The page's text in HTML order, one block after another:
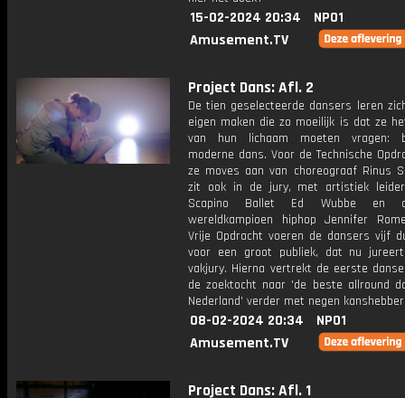
15-02-2024 20:34
NPO1
Amusement.TV
Project Dans: Afl. 2
De tien geselecteerde dansers leren
eigen maken die zo moeilijk is dat ze
van hun lichaam moeten vragen:
moderne dans. Voor de Technische
ze moves aan van choreograaf Rinus
zit ook in de jury, met artistiek
Scapino Ballet Ed Wubbe en
wereldkampioen hiphop Jennifer
Vrije Opdracht voeren de dansers vijf
voor een groot publiek, dat nu
vakjury. Hierna vertrekt de eerste
de zoektocht naar 'de beste allround
Nederland' verder met negen
08-02-2024 20:34
NPO1
Amusement.TV
Project Dans: Afl. 1